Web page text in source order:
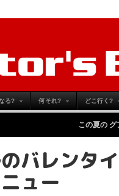
る? 何それ? どこ行く?
この夏の グアム旅行を
バレンタ
ュー